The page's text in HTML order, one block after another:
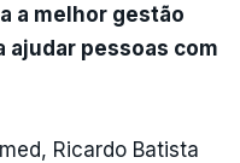
a melhor gestão
pessoas com
Ricardo Batista